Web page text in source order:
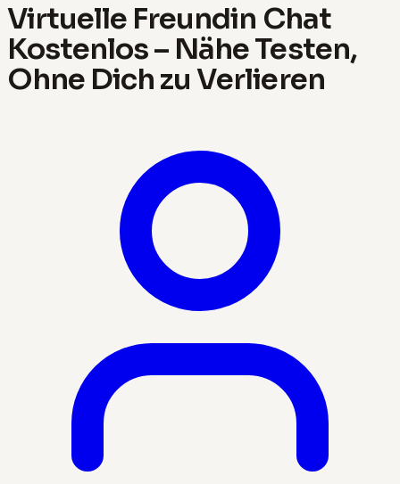
Virtuelle Freundin Chat
Kostenlos – Nähe Testen,
Ohne Dich zu Verlieren